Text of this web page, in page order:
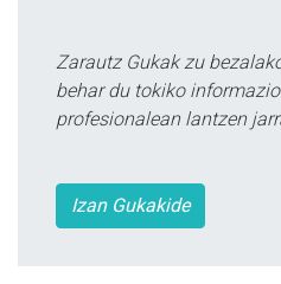
Zarautz Gukak zu
behar du tokiko
profesionalean lantzen
Izan Gukakide